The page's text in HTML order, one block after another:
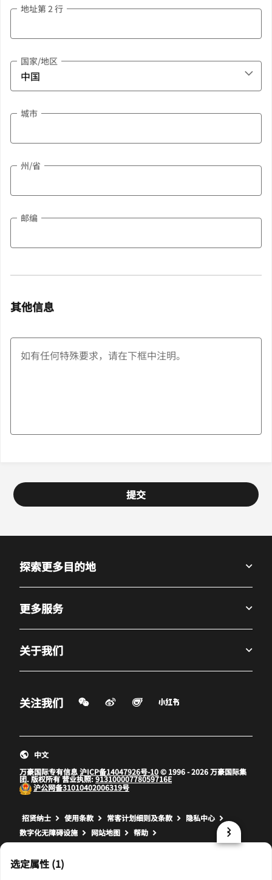
地址第 2 行
国家/地区
城市
州/省
邮编
其他信息
提交
选定属性 (1)
探索更多目的地
更多服务
关于我们
关注我们 微信扫一扫
微博
打开新窗口
飞猪
打开新窗口打开新窗口
万豪国际专有信息沪ICP备14047926号-10© 1996 - 2026 万豪国际集
团. 版权所有 营业执照:91310000778059716E
沪公网备31010402006319号
中文
招贤纳士 打开新窗口
使用条款 打开新窗口
常客计划细则及条款 打开新窗口
隐私中心
数字化无障碍设施
网站地图 帮助
prod32,99129DCB-FE67-5C24-881F-12E68CA3C7BB,NA